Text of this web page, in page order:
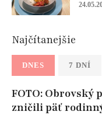
Najčítanejšie
DNES 7 DNÍ
FOTO: Obrovský
zničili päť